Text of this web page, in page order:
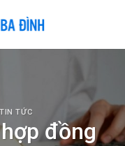
TIN TỨC
đồng